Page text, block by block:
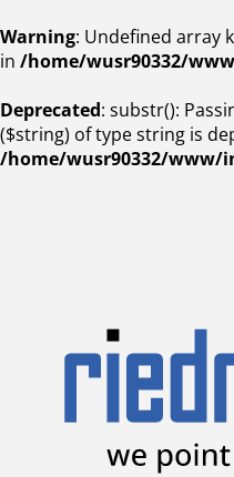
Warning: Undefined array
in /home/wusr90332/
Deprecated: substr():
($string) of type string is
/home/wusr90332/www/